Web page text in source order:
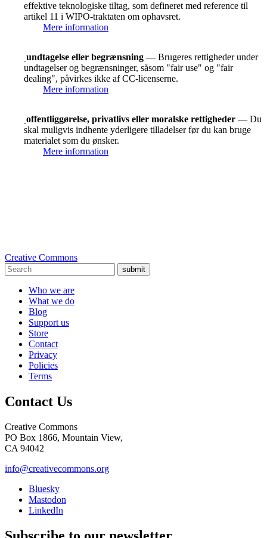
effektive teknologiske tiltag, som defineret med reference til
artikel 11 i WIPO-traktaten om ophavsret.
Mere information
undtagelse eller begrænsning — Brugeres rettigheder under
undtagelser og begrænsninger, såsom "fair use" og "fair
dealing", påvirkes ikke af CC-licenserne.
Mere information
offentliggørelse, privatlivs eller moralske rettigheder — Du
skal muligvis indhente yderligere tilladelser før du kan bruge
materialet som du ønsker.
Mere information
Creative Commons
submit
Who we are
What we do
Blog
Support us
Store
Contact
Privacy
Policies
Terms
Contact Us
Creative Commons
PO Box 1866, Mountain View,
CA 94042
info@creativecommons.org
Bluesky
Mastodon
LinkedIn